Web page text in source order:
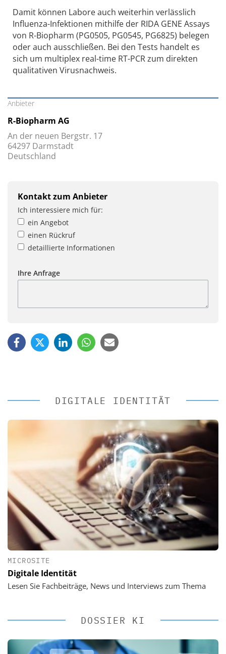
Damit können Labore auch weiterhin verlässlich
Influenza-Infektionen mithilfe der RIDA GENE Assays
von R-Biopharm (PG0505, PG0545, PG6825) belegen
oder auch ausschließen. Bei den Tests handelt es
sich um multiplex real-time RT-PCR zum direkten
qualitativen Virusnachweis.
Anbieter
R-Biopharm AG
An der neuen Bergstr. 17
64297 Darmstadt
Deutschland
Kontakt zum Anbieter
Ich interessiere mich für:
ein Angebot
einen Rückruf
detaillierte Informationen
Ihre Anfrage
DIGITALE IDENTITÄT
MICROSITE
Digitale Identität
Lesen Sie Fachbeiträge, News und Interviews zum Thema
DOSSIER KI